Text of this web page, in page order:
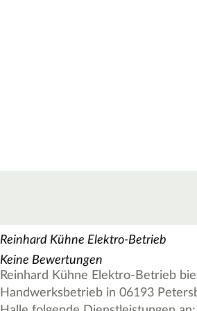
Reinhard Kühne Elektro-Betrieb
Keine Bewertungen
Reinhard Kühne Elektro-Betrieb
Handwerksbetrieb in 06193